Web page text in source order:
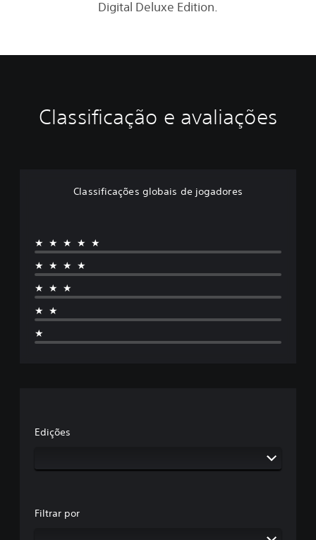
Digital Deluxe Edition.
Classificação e avaliações
Classificações globais de jogadores
★★★★★
★★★★
★★★
★★
★
Edições
Filtrar por